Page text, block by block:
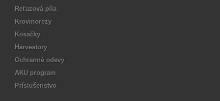
Reťazová píla
Krovinorezy
Kosačky
Harvestory
Ochranné odevy
AKU program
Príslušenstvo